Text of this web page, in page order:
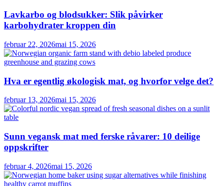
Lavkarbo og blodsukker: Slik påvirker
karbohydrater kroppen din
februar 22, 2026mai 15, 2026
Hva er egentlig økologisk mat, og hvorfor velge det?
februar 13, 2026mai 15, 2026
Sunn vegansk mat med ferske råvarer: 10 deilige
oppskrifter
februar 4, 2026mai 15, 2026